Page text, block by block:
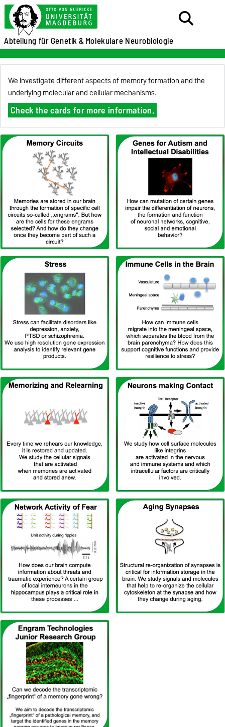
Abteilung für Genetik &Molekulare Neurobiologie
We investigate different aspects of memory formation and the
underlying molecular and cellular mechanisms.
Check the cards for more information.